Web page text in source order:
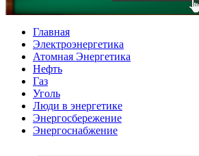
Главная
Электроэнергетика
Атомная Энергетика
Нефть
Газ
Уголь
Люди в энергетике
Энергосбережение
Энергоснабжение